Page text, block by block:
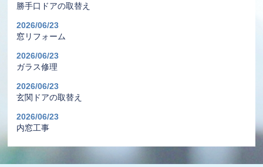
勝手口ドアの取替え
2026/06/23
窓リフォーム
2026/06/23
ガラス修理
2026/06/23
玄関ドアの取替え
2026/06/23
内窓工事